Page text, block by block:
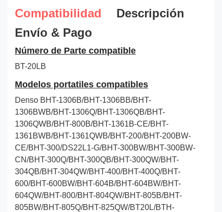
Compatibilidad
Descripción
Envío & Pago
Número de Parte compatible
BT-20LB
Modelos portatiles compatibles
Denso BHT-1306B/BHT-1306BB/BHT-
1306BWB/BHT-1306Q/BHT-1306QB/BHT-
1306QWB/BHT-800B/BHT-1361B-CE/BHT-
1361BWB/BHT-1361QWB/BHT-200/BHT-200BW-
CE/BHT-300/DS22L1-G/BHT-300BW/BHT-300BW-
CN/BHT-300Q/BHT-300QB/BHT-300QW/BHT-
304QB/BHT-304QW/BHT-400/BHT-400Q/BHT-
600/BHT-600BW/BHT-604B/BHT-604BW/BHT-
604QW/BHT-800/BHT-804QW/BHT-805B/BHT-
805BW/BHT-805Q/BHT-825QW/BT20L/BTH-